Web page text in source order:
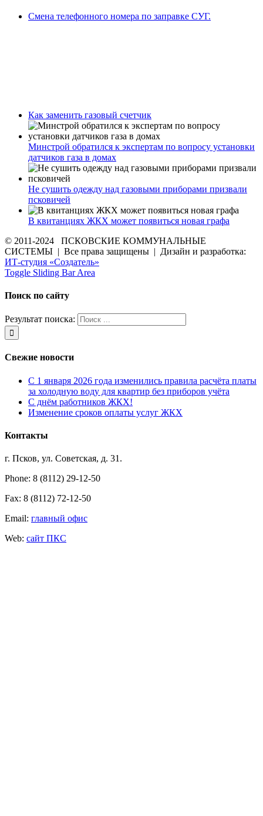
Смена телефонного номера по заправке СУГ.
Как заменить газовый счетчик
Минстрой обратился к экспертам по вопросу установки
датчиков газа в домах
Не сушить одежду над газовыми приборами призвали
псковичей
В квитанциях ЖКХ может появиться новая графа
© 2011-2024 ПСКОВСКИЕ КОММУНАЛЬНЫЕ
СИСТЕМЫ | Все права защищены | Дизайн и разработка:
ИТ-студия «Создатель»
Toggle Sliding Bar Area
Поиск по сайту
Результат поиска:
Свежие новости
С 1 января 2026 года изменились правила расчёта платы
за холодную воду для квартир без приборов учёта
С днём работников ЖКХ!
Изменение сроков оплаты услуг ЖКХ
Контакты
г. Псков, ул. Советская, д. 31.
Phone: 8 (8112) 29-12-50
Fax: 8 (8112) 72-12-50
Email: главный офис
Web: сайт ПКС